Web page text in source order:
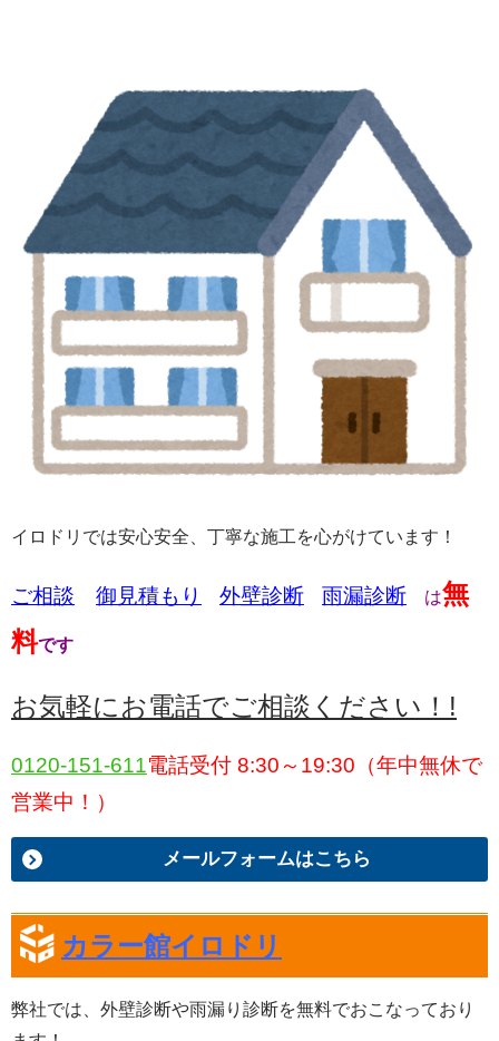
イロドリでは安心安全、丁寧な施工を心がけています！
ご相談 御 見積もり 外壁診断 雨漏診断 は無
料です
お気軽にお電話でご相談ください！!
0120-151-611電話受付 8:30～19:30（年中無休で
営業中！）
メールフォームはこちら
カラー館イロドリ
弊社では、 外壁診断や雨漏り診断を無料でおこなっており